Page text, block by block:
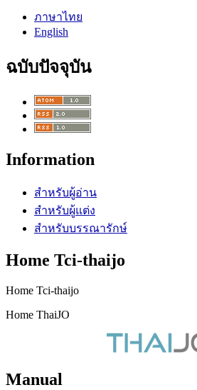
ภาษาไทย
English
ฉบับปัจจุบัน
Information
สำหรับผู้อ่าน
สำหรับผู้แต่ง
สำหรับบรรณารักษ์
Home Tci-thaijo
Home Tci-thaijo
Home ThaiJO
Manual